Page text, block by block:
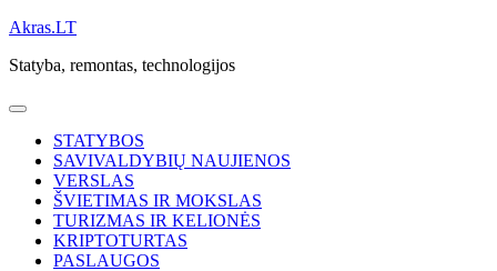
Skip
content
Akras.LT
Statyba, remontas, technologijos
STATYBOS
SAVIVALDYBIŲ NAUJIENOS
VERSLAS
ŠVIETIMAS IR MOKSLAS
TURIZMAS IR KELIONĖS
KRIPTOTURTAS
PASLAUGOS